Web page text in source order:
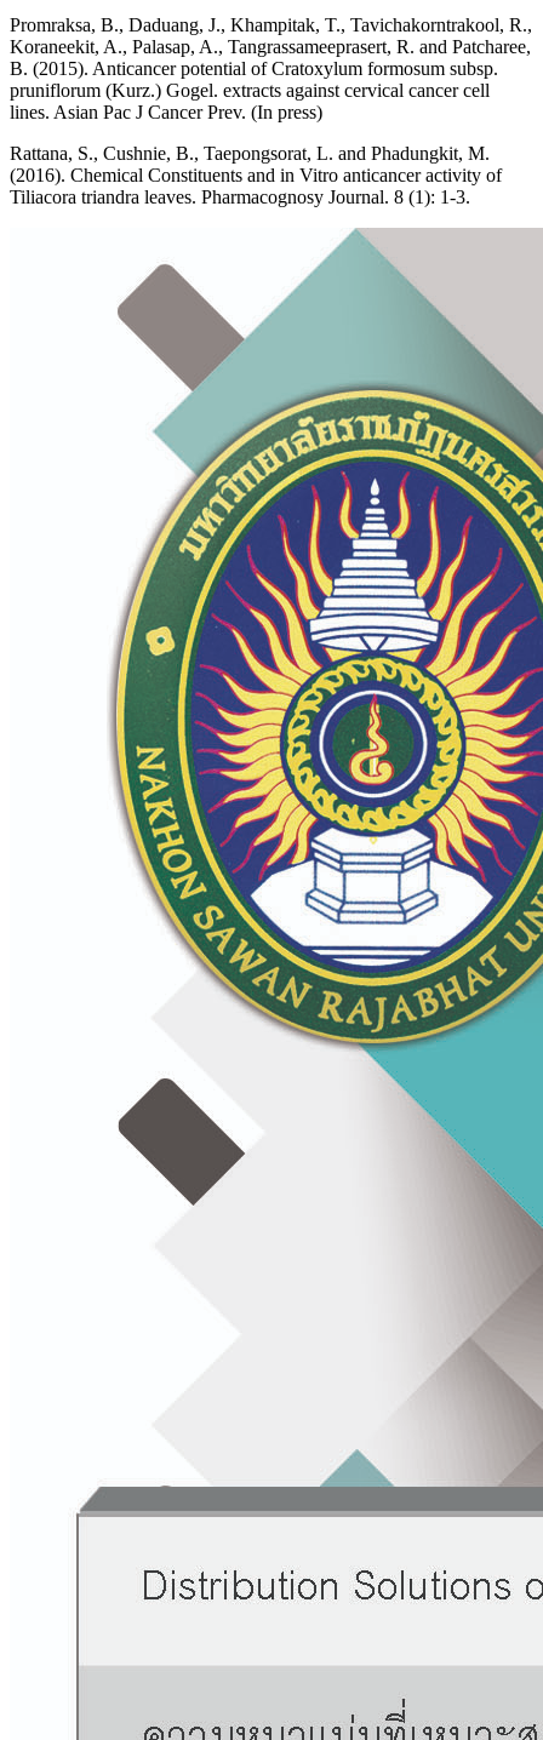
Promraksa, B., Daduang, J., Khampitak, T., Tavichakorntrakool, R.,
Koraneekit, A., Palasap, A., Tangrassameeprasert, R. and Patcharee,
B. (2015). Anticancer potential of Cratoxylum formosum subsp.
pruniflorum (Kurz.) Gogel. extracts against cervical cancer cell
lines. Asian Pac J Cancer Prev. (In press)
Rattana, S., Cushnie, B., Taepongsorat, L. and Phadungkit, M.
(2016). Chemical Constituents and in Vitro anticancer activity of
Tiliacora triandra leaves. Pharmacognosy Journal. 8 (1): 1-3.